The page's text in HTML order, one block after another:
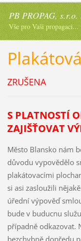
PB PROPAG, s.r.o.
Vše pro Vaši propagaci...
ZRUŠENA
S PLATNOSTÍ
ZAJIŠŤOVAT
Město Blansko nám
důvodu vypovědělo
plakátovacími
si asi zasloužili
úřední výpověď
bude v buducnu
případně odkazovat.
bezchybně dopředu